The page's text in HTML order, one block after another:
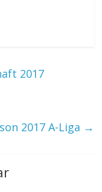
2017
2017 A-Liga →